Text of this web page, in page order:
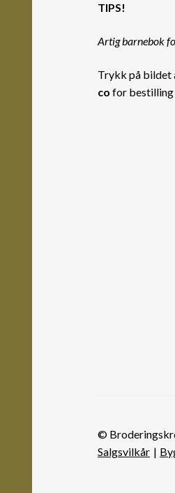
TIPS!
Artig barnebok
Trykk på bildet
co for bestilling
©
Salgsvilkår